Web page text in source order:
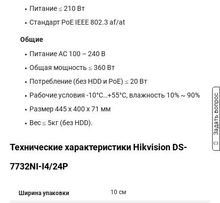
Питание ≤ 210 Вт
Стандарт PoE IEEE 802.3 af/at
Общие
Питание AC 100 – 240 В
Общая мощность ≤ 360 Вт
Потребление (без HDD и PoE) ≤ 20 Вт
Рабочие условия -10°C…+55°C, влажность 10% ~ 90%
Размер 445 x 400 x 71 мм
Вес ≤ 5кг (без HDD).
Технические характеристики Hikvision DS-
7732NI-I4/24P
Ширина упаковки 10 см
Задать вопрос